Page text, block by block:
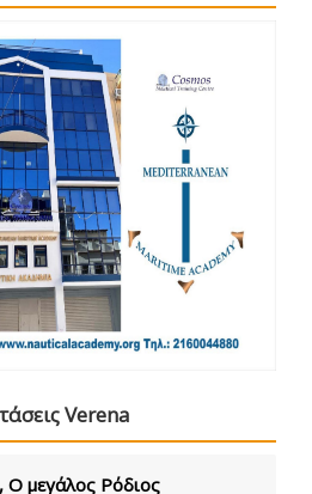
Verena
Ο μεγάλος Ρόδιος